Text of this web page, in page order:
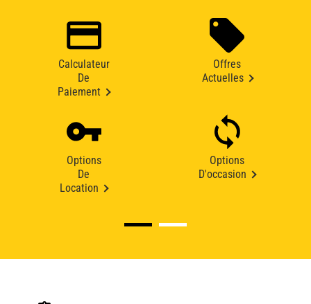
Calculateur
De
Paiement
Offres
Actuelles
Options
De
Location
Options
D'occasion